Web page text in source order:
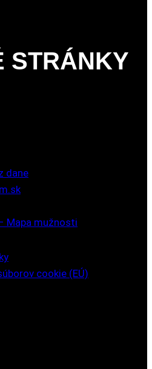
STRÁNKY
dane
Mapa mužnosti
cookie (EÚ)